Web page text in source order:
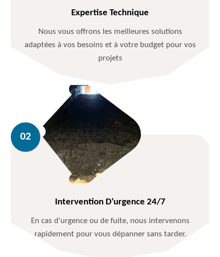
Expertise Technique
Nous vous offrons les meilleures solutions
adaptées à vos besoins et à votre budget pour vos
projets
Intervention D'urgence 24/7
En cas d'urgence ou de fuite, nous intervenons
rapidement pour vous dépanner sans tarder.